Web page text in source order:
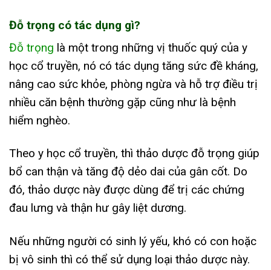
Đỗ trọng có tác dụng gì?
Đỗ trọng là một trong những vị thuốc quý của y
học cổ truyền, nó có tác dụng tăng sức đề kháng,
nâng cao sức khỏe, phòng ngừa và hỗ trợ điều trị
nhiều căn bệnh thường gặp cũng như là bệnh
hiểm nghèo.
Theo y học cổ truyền, thì thảo dược đỗ trọng giúp
bổ can thận và tăng độ dẻo dai của gân cốt. Do
đó, thảo dược này được dùng để trị các chứng
đau lưng và thận hư gây liệt dương.
Nếu những người có sinh lý yếu, khó có con hoặc
bị vô sinh thì có thể sử dụng loại thảo dược này.